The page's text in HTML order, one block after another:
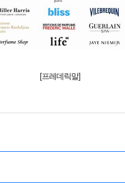
[프레데릭말]